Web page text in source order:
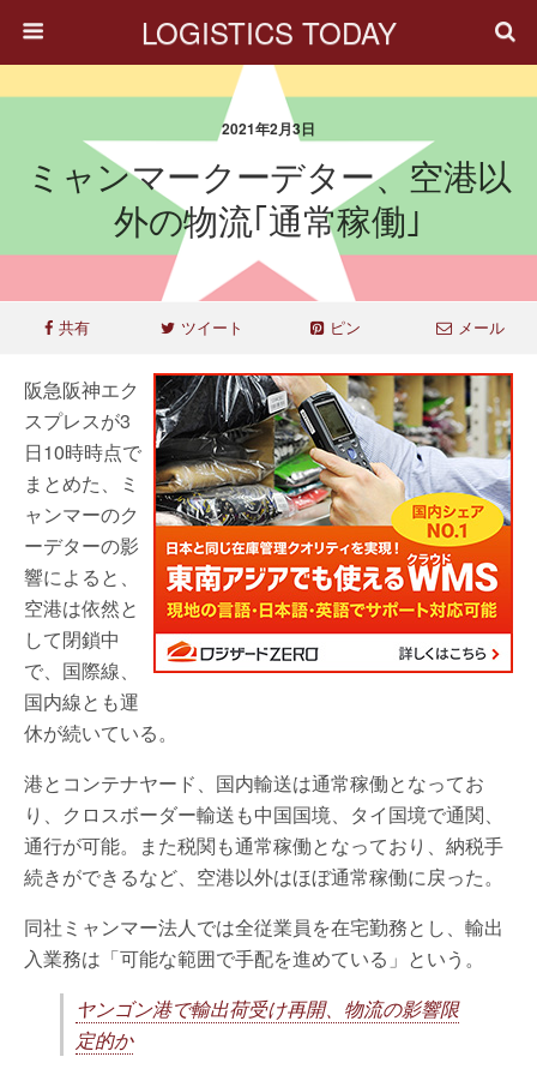
LOGISTICS TODAY
2021年2月3日
ミャンマークーデター、空港以
外の物流｢通常稼働｣
共有 ツイート ピン メール
阪急阪神エク
スプレスが3
日10時時点で
まとめた、ミ
ャンマーのク
ーデターの影
響によると、
空港は依然と
して閉鎖中
で、国際線、
国内線とも運
休が続いている。
港とコンテナヤード、国内輸送は通常稼働となってお
り、クロスボーダー輸送も中国国境、タイ国境で通関、
通行が可能。また税関も通常稼働となっており、納税手
続きができるなど、空港以外はほぼ通常稼働に戻った。
同社ミャンマー法人では全従業員を在宅勤務とし、輸出
入業務は「可能な範囲で手配を進めている」という。
ヤンゴン港で輸出荷受け再開、物流の影響限
定的か